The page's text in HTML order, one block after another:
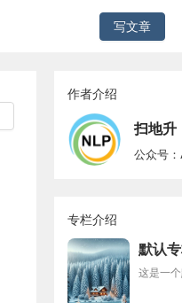
写文章
作者介绍
扫地升
公众号
专栏介绍
默认
这是一